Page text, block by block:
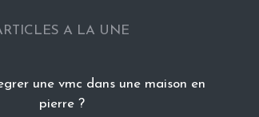
A LA UNE
une vmc dans une maison en
pierre ?